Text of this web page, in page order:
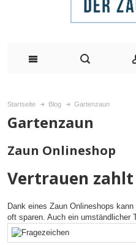
Startseite Blog Gartenzaun
Gartenzaun
Zaun Onlineshop
Vertrauen zahlt
Dank eines Zaun Onlineshops
oft sparen. Auch ein umständlicher